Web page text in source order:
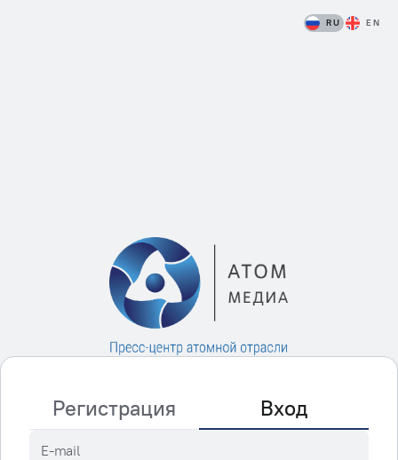
RU EN
Регистрация Вход
E-mail